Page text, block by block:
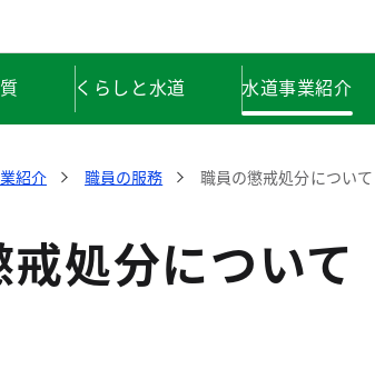
くらしと水道 水道事業紹介
紹介 職員の服務 職員の懲戒処分について
処分について